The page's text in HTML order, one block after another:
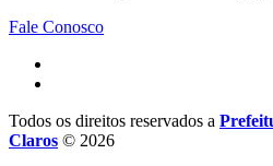
Fale Conosco
Todos os direitos reservados a
Claros © 2026